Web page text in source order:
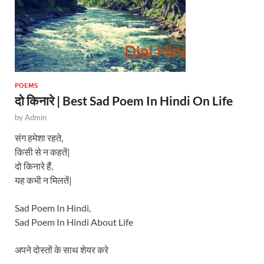
POEMS
दो किनारे | Best Sad Poem In Hindi On Life
byAdmin
संग हमेशा रहते,
किसी से न कहतें|
दो किनारे हैं,
यह कभी न मिलतें|
Sad Poem In Hindi,
Sad Poem In Hindi About Life
अपने दोस्तों के साथ शेयर करे